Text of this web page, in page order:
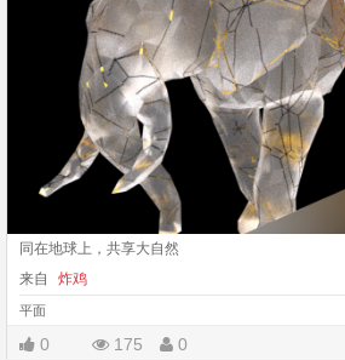
同在地球上，共享大自然
来自
炸鸡
平面
0 175 0